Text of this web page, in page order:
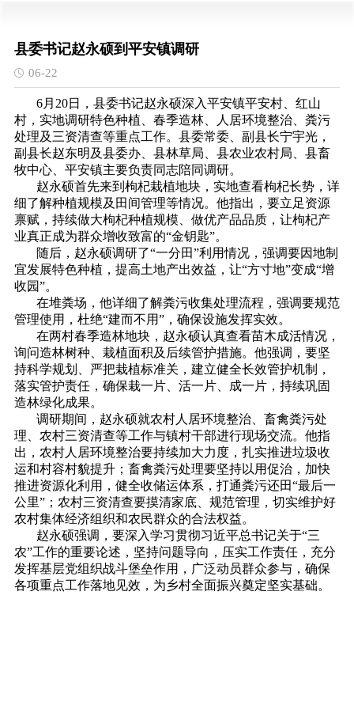
县委书记赵永硕到平安镇调研
06-22
6月20日，县委书记赵永硕深入平安镇平安村、红山
村，实地调研特色种植、春季造林、人居环境整治、粪污
处理及三资清查等重点工作。县委常委、副县长宁宇光，
副县长赵东明及县委办、县林草局、县农业农村局、县畜
牧中心、平安镇主要负责同志陪同调研。
赵永硕首先来到枸杞栽植地块，实地查看枸杞长势，详
细了解种植规模及田间管理等情况。他指出，要立足资源
禀赋，持续做大枸杞种植规模、做优产品品质，让枸杞产
业真正成为群众增收致富的“金钥匙”。
随后，赵永硕调研了“一分田”利用情况，强调要因地制
宜发展特色种植，提高土地产出效益，让“方寸地”变成“增
收园”。
在堆粪场，他详细了解粪污收集处理流程，强调要规范
管理使用，杜绝“建而不用”，确保设施发挥实效。
在两村春季造林地块，赵永硕认真查看苗木成活情况，
询问造林树种、栽植面积及后续管护措施。他强调，要坚
持科学规划、严把栽植标准关，建立健全长效管护机制，
落实管护责任，确保栽一片、活一片、成一片，持续巩固
造林绿化成果。
调研期间，赵永硕就农村人居环境整治、畜禽粪污处
理、农村三资清查等工作与镇村干部进行现场交流。他指
出，农村人居环境整治要持续加大力度，扎实推进垃圾收
运和村容村貌提升；畜禽粪污处理要坚持以用促治，加快
推进资源化利用，健全收储运体系，打通粪污还田“最后一
公里”；农村三资清查要摸清家底、规范管理，切实维护好
农村集体经济组织和农民群众的合法权益。
赵永硕强调，要深入学习贯彻习近平总书记关于“三
农”工作的重要论述，坚持问题导向，压实工作责任，充分
发挥基层党组织战斗堡垒作用，广泛动员群众参与，确保
各项重点工作落地见效，为乡村全面振兴奠定坚实基础。